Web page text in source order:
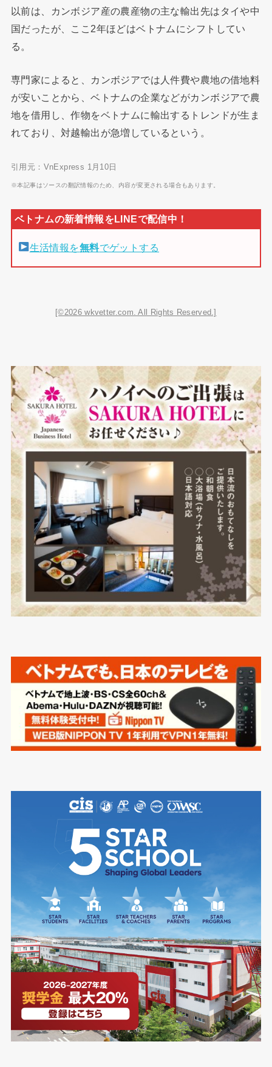
以前は、カンボジア産の農産物の主な輸出先はタイや中
国だったが、ここ2年ほどはベトナムにシフトしてい
る。
専門家によると、カンボジアでは人件費や農地の借地料
が安いことから、ベトナムの企業などがカンボジアで農
地を借用し、作物をベトナムに輸出するトレンドが生ま
れており、対越輸出が急増しているという。
引用元：VnExpress 1月10日
※本記事はソースの翻訳情報のため、内容が変更される場合もあります。
生活情報を無料でゲットする
[©2026 wkvetter.com. All Rights Reserved.]